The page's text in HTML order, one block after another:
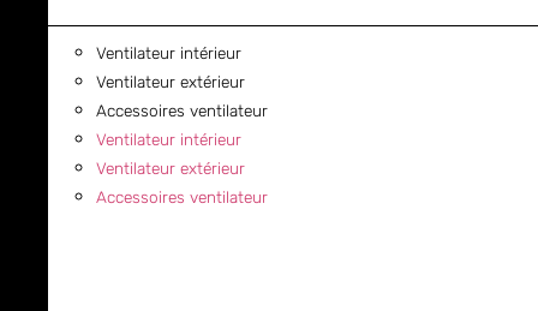
Ventilateur intérieur
Ventilateur extérieur
Accessoires ventilateur
Ventilateur intérieur
Ventilateur extérieur
Accessoires ventilateur